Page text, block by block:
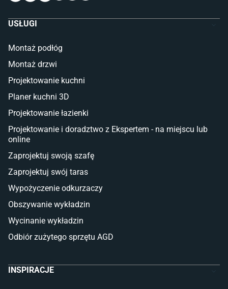
Komody dla dzieci
Łóżka dla dziecka (młodzieżowe)
Taras i balkon
Sztuczna trawa miękka
Koce i pledy
Płytki na balkon
Lampy stojące LED
Płytki
Płytki Cersanit
Płytki wielkoformatowe
Glazura
Płytki marmurowe
USŁUGI
Montaż podłóg
Montaż drzwi
Projektowanie kuchni
Planer kuchni 3D
Projektowanie łazienki
Projektowanie i doradztwo z Ekspertem - na miejscu lub
online
Zaprojektuj swoją szafę
Zaprojektuj swój taras
Wypożyczenie odkurzaczy
Obszywanie wykładzin
Wycinanie wykładzin
Odbiór zużytego sprzętu AGD
INSPIRACJE